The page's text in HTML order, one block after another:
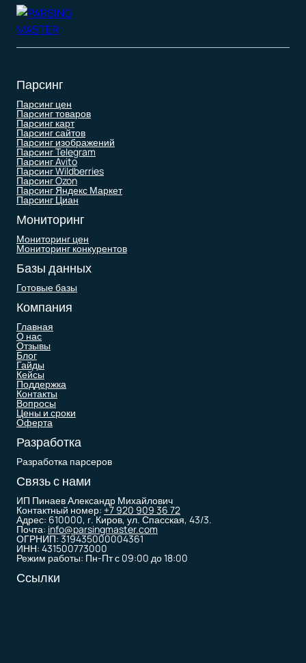
Парсинг
Парсинг цен
Парсинг товаров
Парсинг карт
Парсинг сайтов
Парсинг изображений
Парсинг Telegram
Парсинг Avito
Парсинг Wildberries
Парсинг Ozon
Парсинг Яндекс Маркет
Парсинг Циан
Мониторинг
Мониторинг цен
Мониторинг конкурентов
Базы данных
Готовые базы
Компания
Главная
О нас
Отзывы
Блог
Гайды
Кейсы
Поддержка
Контакты
Вопросы
Цены и сроки
Оферта
Разработка
Разработка парсеров
Связь с нами
ИП Пинаев Александр Михайлович
Контактный номер: +7 920 909 36 72
Адрес: 610000, г. Киров, ул. Спасская, 43/3.
Почта: info@parsingmaster.com
ОГРНИП: 319435000004361
ИНН: 431500773000
Режим работы: Пн-Пт с 09:00 до 18:00
Ссылки